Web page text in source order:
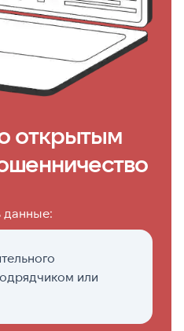
открытым
данные:
или